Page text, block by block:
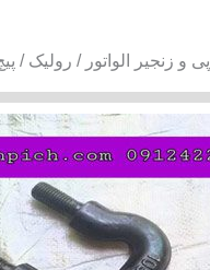
و زنجیر الواتور / رولیک /